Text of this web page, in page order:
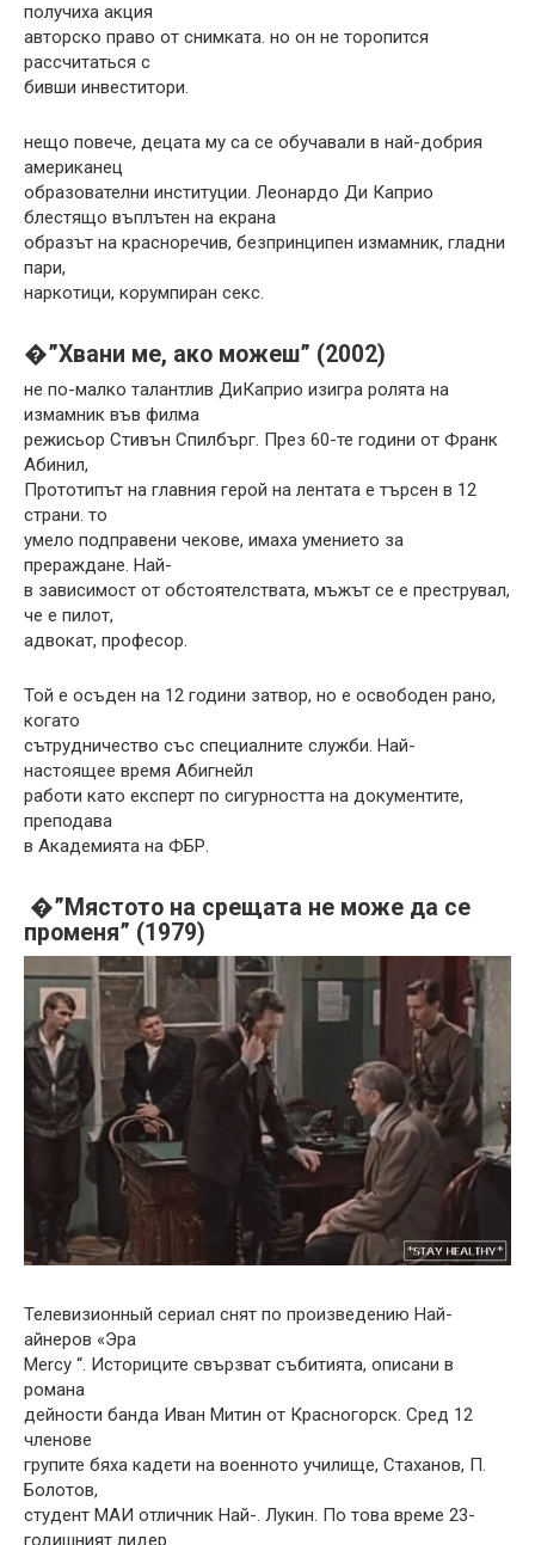
получиха акция
авторско право от снимката. но он не торопится
рассчитаться с
бивши инвеститори.
нещо повече, децата му са се обучавали в най-добрия
американец
образователни институции. Леонардо Ди Каприо
блестящо въплътен на екрана
образът на красноречив, безпринципен измамник, гладни
пари,
наркотици, корумпиран секс.
�”Хвани ме, ако можеш” (2002)
не по-малко талантлив ДиКаприо изигра ролята на
измамник във филма
режисьор Стивън Спилбърг. През 60-те години от Франк
Абинил,
Прототипът на главния герой на лентата е търсен в 12
страни. то
умело подправени чекове, имаха умението за
прераждане. Най-
в зависимост от обстоятелствата, мъжът се е преструвал,
че е пилот,
адвокат, професор.
Той е осъден на 12 години затвор, но е освободен рано,
когато
сътрудничество със специалните служби. Най-
настоящее время Абигнейл
работи като експерт по сигурността на документите,
преподава
в Академията на ФБР.
�”Мястото на срещата не може да се
променя” (1979)
Телевизионный сериал снят по произведению Най-
айнеров «Эра
Mercy “. Историците свързват събитията, описани в
романа
дейности банда Иван Митин от Красногорск. Сред 12
членове
групите бяха кадети на военното училище, Стаханов, П.
Болотов,
студент МАИ отличник Най-. Лукин. По това време 23-
годишният лидер